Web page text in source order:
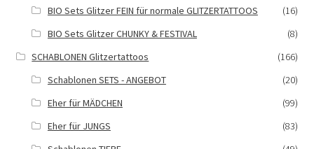
BIO Sets Glitzer FEIN für normale GLITZERTATTOOS
(16)
BIO Sets Glitzer CHUNKY & FESTIVAL
(8)
SCHABLONEN Glitzertattoos
(166)
Schablonen SETS - ANGEBOT
(20)
Eher für MÄDCHEN
(99)
Eher für JUNGS
(83)